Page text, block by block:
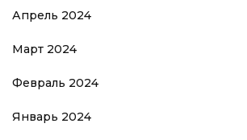
Апрель 2024
Март 2024
Февраль 2024
Январь 2024